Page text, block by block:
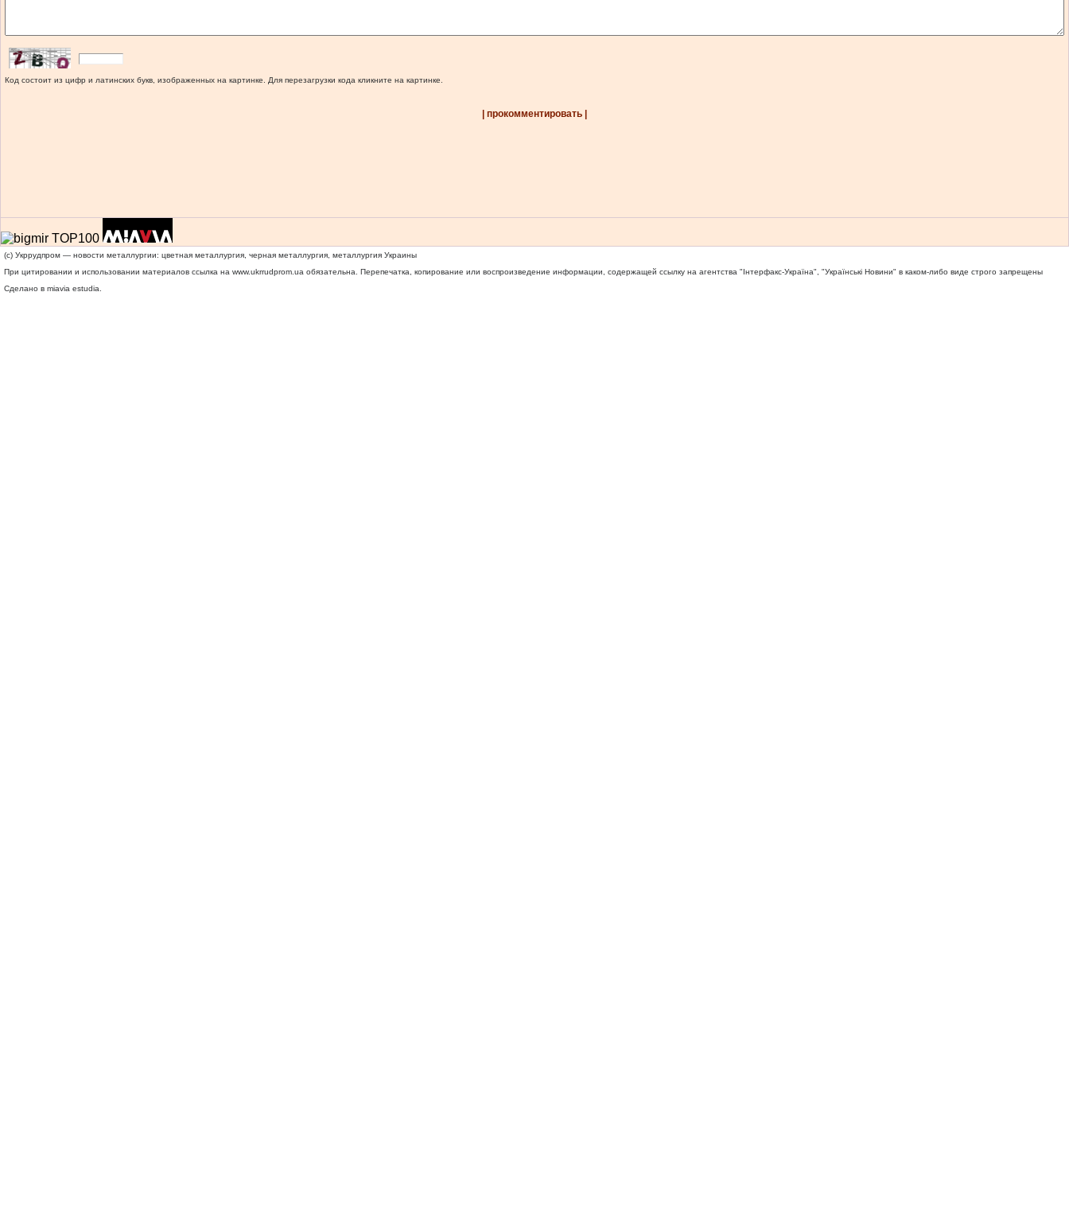
Код состоит из цифр и латинских букв, изображенных на картинке. Для перезагрузки кода кликните на картинке.
| прокомментировать |
(c) Укррудпром — новости металлургии: цветная металлургия, черная металлургия, металлургия Украины
При цитировании и использовании материалов ссылка на www.ukrrudprom.ua обязательна. Перепечатка, копирование или воспроизведение информации, содержащей ссылку на агентства "Iнтерфакс-Україна", "Українськi Новини" в каком-либо виде строго запрещены
Сделано в miavia estudia.